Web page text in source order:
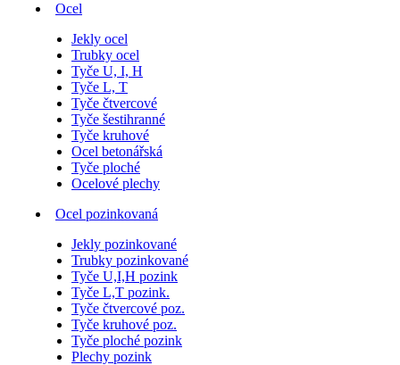
Ocel
Jekly ocel
Trubky ocel
Tyče U, I, H
Tyče L, T
Tyče čtvercové
Tyče šestihranné
Tyče kruhové
Ocel betonářská
Tyče ploché
Ocelové plechy
Ocel pozinkovaná
Jekly pozinkované
Trubky pozinkované
Tyče U,I,H pozink
Tyče L,T pozink.
Tyče čtvercové poz.
Tyče kruhové poz.
Tyče ploché pozink
Plechy pozink